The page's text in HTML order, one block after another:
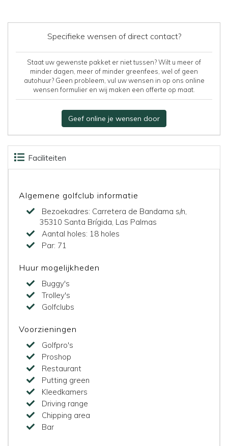
Specifieke wensen of direct contact?
Staat uw gewenste pakket er niet tussen? Wilt u meer of
minder dagen, meer of minder greenfees, wel of geen
autohuur? Geen probleem, vul uw wensen in op ons online
wensen formulier en wij maken een offerte op maat.
Geef online je wensen door
Faciliteiten
Algemene golfclub informatie
Bezoekadres: Carretera de Bandama s/n,
35310 Santa Brígida, Las Palmas
Aantal holes: 18 holes
Par: 71
Huur mogelijkheden
Buggy's
Trolley's
Golfclubs
Voorzieningen
Golfpro's
Proshop
Restaurant
Putting green
Kleedkamers
Driving range
Chipping area
Bar